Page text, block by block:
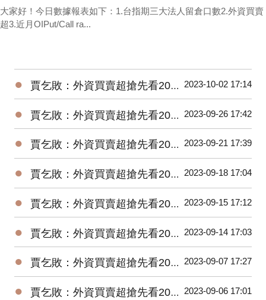
大家好！今日數據報表如下：1.台指期三大法人留倉口數2.外資買賣
超3.近月OIPut/Call ra...
● 賈乞敗：外資買賣超搶先看20231002 2023-10-02 17:14
● 賈乞敗：外資買賣超搶先看20230926 2023-09-26 17:42
● 賈乞敗：外資買賣超搶先看20230921 2023-09-21 17:39
● 賈乞敗：外資買賣超搶先看20230918 2023-09-18 17:04
● 賈乞敗：外資買賣超搶先看20230915 2023-09-15 17:12
● 賈乞敗：外資買賣超搶先看20230914 2023-09-14 17:03
● 賈乞敗：外資買賣超搶先看20230907 2023-09-07 17:27
● 賈乞敗：外資買賣超搶先看20230906 2023-09-06 17:01